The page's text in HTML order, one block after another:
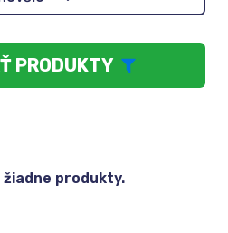
PRODUKTY
žiadne produkty.